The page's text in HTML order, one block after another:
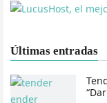
Últimas entradas